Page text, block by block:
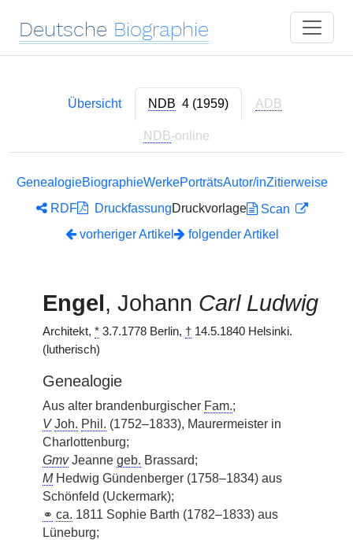
Deutsche Biographie
Übersicht NDB 4 (1959) ADB
NDB-online
GenealogieBiographieWerkePorträtsAutor/inZitierweise
RDF
DruckfassungDruckvorlage
Scan
vorheriger Artikel
folgender Artikel
Engel, Johann Carl Ludwig
Architekt, * 3.7.1778 Berlin, † 14.5.1840 Helsinki.
(lutherisch)
Genealogie
Aus alter brandenburgischer Fam.;
V Joh. Phil. (1752–1833), Maurermeister in
Charlottenburg;
GmvJeanne geb. Brassard;
MHedwig Gündenberger (1758–1834) aus
Schönfeld (Uckermark);
⚭ ca. 1811 Sophie Barth (1782–1833) aus
Lüneburg;